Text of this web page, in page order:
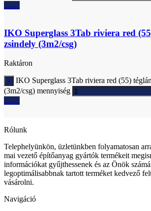
Ajánlatkérés
IKO Superglass 3Tab riviera red
zsindely (3m2/csg)
Raktáron
IKO Superglass 3Tab riviera red (55)
(3m2/csg) mennyiség
Ajánlatkérés
Rólunk
Telephelyünkön, üzletünkben folyamatosan
mai vezető építőanyag gyártók termékeit
információkat gyűjthessenek és az Önök
legoptimálisabbnak tartott terméket kedvező
vásárolni.
Navigáció